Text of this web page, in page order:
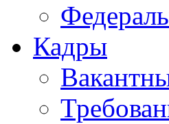
Кадры